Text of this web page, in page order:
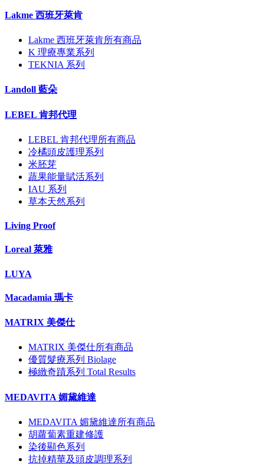
Lakme 西班牙萊肯
Lakme 西班牙萊肯所有商品
K 理療專業系列
TEKNIA 系列
Landoll 藍朵
LEBEL 肯邦代理
LEBEL 肯邦代理所有商品
冷橘頭皮護理系列
米胚芽
蔬果能量賦活系列
IAU 系列
草本天然系列
Living Proof
Loreal 萊雅
LUYA
Macadamia 瑪卡
MATRIX 美傑仕
MATRIX 美傑仕所有商品
優質髮療系列 Biolage
極緻奇蹟系列 Total Results
MEDAVITA 媚黛維達
MEDAVITA 媚黛維達所有商品
胡蘿蔔素重建修護
染後顯色系列
抗掉精華及頭皮調理系列